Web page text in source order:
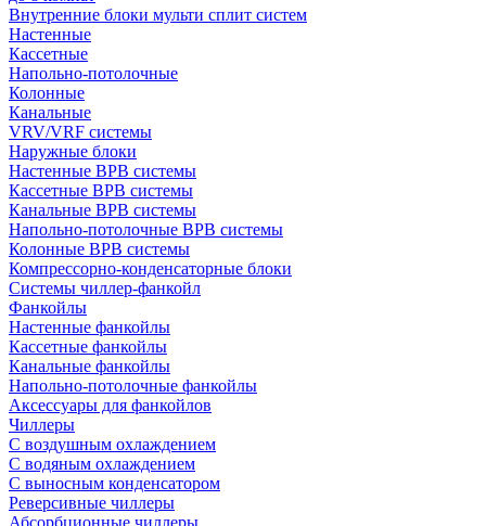
Внутренние блоки мульти сплит систем
Настенные
Кассетные
Напольно-потолочные
Колонные
Канальные
VRV/VRF системы
Наружные блоки
Настенные ВРВ системы
Кассетные ВРВ системы
Канальные ВРВ системы
Напольно-потолочные ВРВ системы
Колонные ВРВ системы
Компрессорно-конденсаторные блоки
Системы чиллер-фанкойл
Фанкойлы
Настенные фанкойлы
Кассетные фанкойлы
Канальные фанкойлы
Напольно-потолочные фанкойлы
Аксессуары для фанкойлов
Чиллеры
С воздушным охлаждением
С водяным охлаждением
С выносным конденсатором
Реверсивные чиллеры
Абсорбционные чиллеры